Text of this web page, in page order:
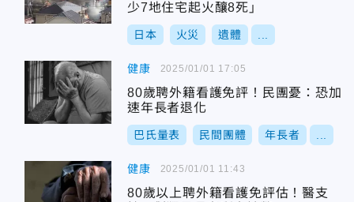
少7地住宅起火釀8死」
日本 火災 遺體
健康
80歲聘外籍看護免評！民團憂：恐加
速年長者退化
巴氏量表 民間團體 年長者
2025/01/01 17:05
健康
80歲以上聘外籍看護免評估！醫支
2025/01/01 11:43